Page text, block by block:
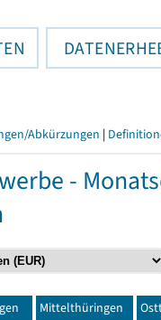
Abkürzungen |
-
Mittelthüringen